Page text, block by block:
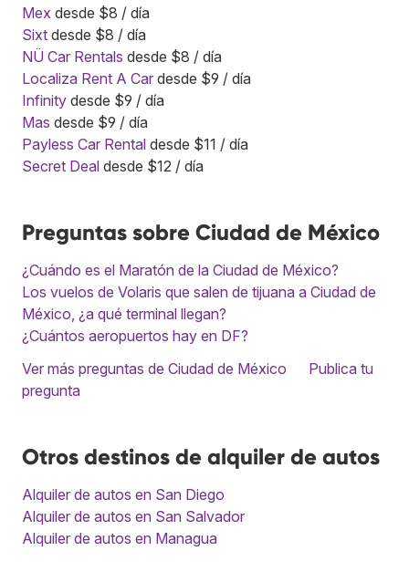
Mex desde $8 / día
Sixt desde $8 / día
NÜ Car Rentals desde $8 / día
Localiza Rent A Car desde $9 / día
Infinity desde $9 / día
Mas desde $9 / día
Payless Car Rental desde $11 / día
Secret Deal desde $12 / día
Preguntas sobre Ciudad de México
¿Cuándo es el Maratón de la Ciudad de México?
Los vuelos de Volaris que salen de tijuana a Ciudad de
México, ¿a qué terminal llegan?
¿Cuántos aeropuertos hay en DF?
Ver más preguntas de Ciudad de México
Publica tu
pregunta
Otros destinos de alquiler de autos
Alquiler de autos en San Diego
Alquiler de autos en San Salvador
Alquiler de autos en Managua